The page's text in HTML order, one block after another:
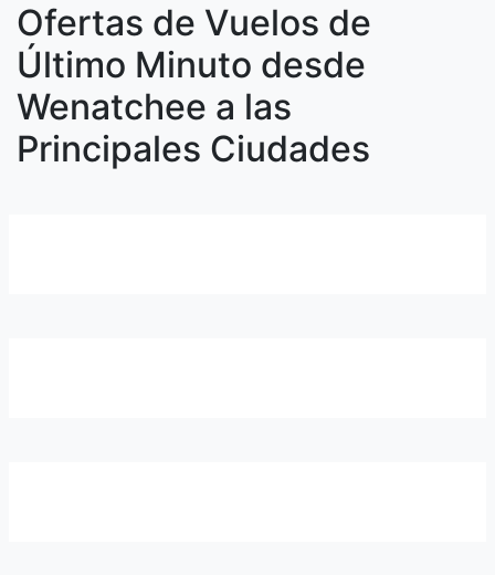
Ofertas de Vuelos de
Último Minuto desde
Wenatchee a las
Principales Ciudades